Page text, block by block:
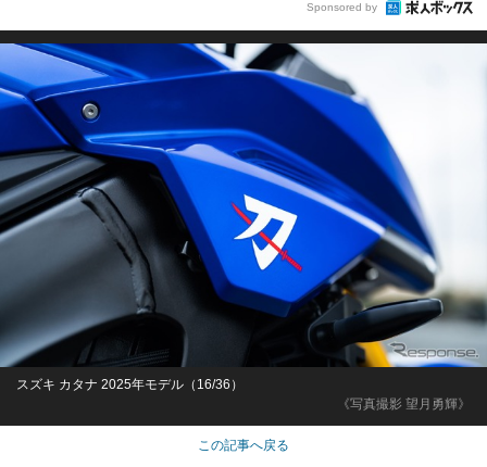
Sponsored by
《写真撮影 望月勇輝》
スズキ カタナ 2025年モデル（16/36）
この記事へ戻る